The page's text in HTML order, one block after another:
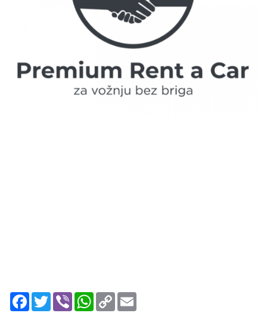
Facebook
TwitterViber WhatsApp
Copy
Link